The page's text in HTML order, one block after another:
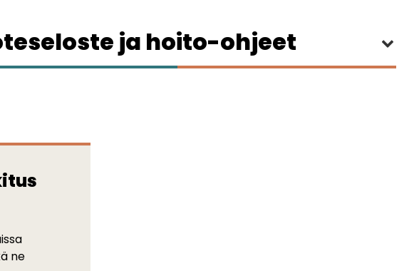
ja hoito-ohjeet
ne